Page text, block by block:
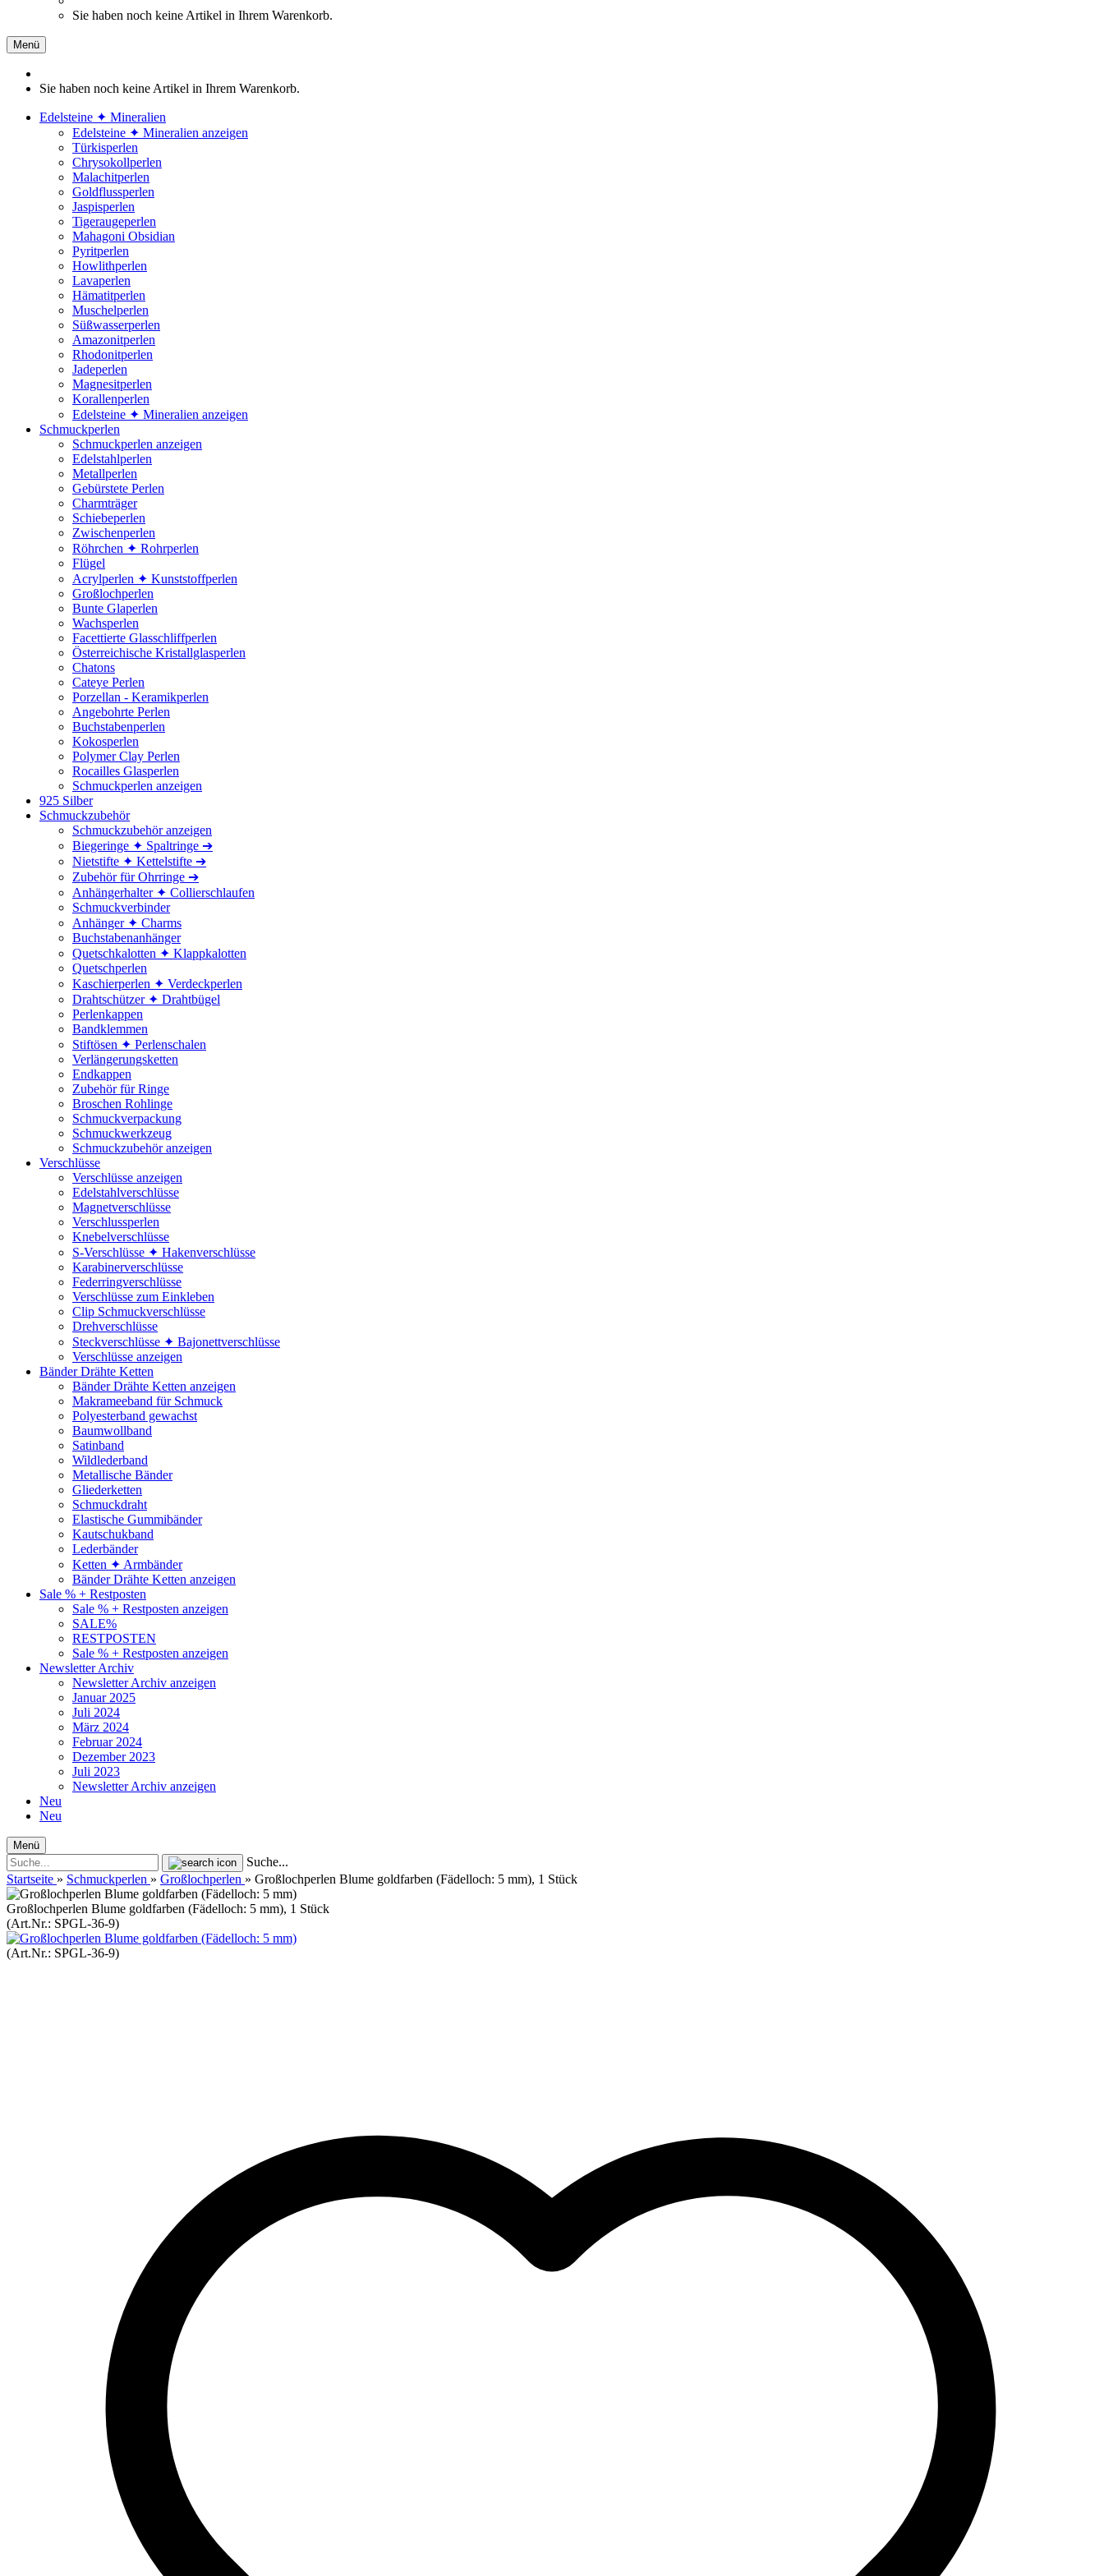
Sie haben noch keine Artikel in Ihrem Warenkorb.
Menü
Sie haben noch keine Artikel in Ihrem Warenkorb.
Edelsteine ✦ Mineralien
Edelsteine ✦ Mineralien anzeigen
Türkisperlen
Chrysokollperlen
Malachitperlen
Goldflussperlen
Jaspisperlen
Tigeraugeperlen
Mahagoni Obsidian
Pyritperlen
Howlithperlen
Lavaperlen
Hämatitperlen
Muschelperlen
Süßwasserperlen
Amazonitperlen
Rhodonitperlen
Jadeperlen
Magnesitperlen
Korallenperlen
Edelsteine ✦ Mineralien anzeigen
Schmuckperlen
Schmuckperlen anzeigen
Edelstahlperlen
Metallperlen
Gebürstete Perlen
Charmträger
Schiebeperlen
Zwischenperlen
Röhrchen ✦ Rohrperlen
Flügel
Acrylperlen ✦ Kunststoffperlen
Großlochperlen
Bunte Glaperlen
Wachsperlen
Facettierte Glasschliffperlen
Österreichische Kristallglasperlen
Chatons
Cateye Perlen
Porzellan - Keramikperlen
Angebohrte Perlen
Buchstabenperlen
Kokosperlen
Polymer Clay Perlen
Rocailles Glasperlen
Schmuckperlen anzeigen
925 Silber
Schmuckzubehör
Schmuckzubehör anzeigen
Biegeringe ✦ Spaltringe ➔
Nietstifte ✦ Kettelstifte ➔
Zubehör für Ohrringe ➔
Anhängerhalter ✦ Collierschlaufen
Schmuckverbinder
Anhänger ✦ Charms
Buchstabenanhänger
Quetschkalotten ✦ Klappkalotten
Quetschperlen
Kaschierperlen ✦ Verdeckperlen
Drahtschützer ✦ Drahtbügel
Perlenkappen
Bandklemmen
Stiftösen ✦ Perlenschalen
Verlängerungsketten
Endkappen
Zubehör für Ringe
Broschen Rohlinge
Schmuckverpackung
Schmuckwerkzeug
Schmuckzubehör anzeigen
Verschlüsse
Verschlüsse anzeigen
Edelstahlverschlüsse
Magnetverschlüsse
Verschlussperlen
Knebelverschlüsse
S-Verschlüsse ✦ Hakenverschlüsse
Karabinerverschlüsse
Federringverschlüsse
Verschlüsse zum Einkleben
Clip Schmuckverschlüsse
Drehverschlüsse
Steckverschlüsse ✦ Bajonettverschlüsse
Verschlüsse anzeigen
Bänder Drähte Ketten
Bänder Drähte Ketten anzeigen
Makrameeband für Schmuck
Polyesterband gewachst
Baumwollband
Satinband
Wildlederband
Metallische Bänder
Gliederketten
Schmuckdraht
Elastische Gummibänder
Kautschukband
Lederbänder
Ketten ✦ Armbänder
Bänder Drähte Ketten anzeigen
Sale % + Restposten
Sale % + Restposten anzeigen
SALE%
RESTPOSTEN
Sale % + Restposten anzeigen
Newsletter Archiv
Newsletter Archiv anzeigen
Januar 2025
Juli 2024
März 2024
Februar 2024
Dezember 2023
Juli 2023
Newsletter Archiv anzeigen
Neu
Neu
Menü
Suche...
Startseite » Schmuckperlen » Großlochperlen » Großlochperlen Blume goldfarben (Fädelloch: 5 mm), 1 Stück
Großlochperlen Blume goldfarben (Fädelloch: 5 mm), 1 Stück
(Art.Nr.: SPGL-36-9)
(Art.Nr.: SPGL-36-9)